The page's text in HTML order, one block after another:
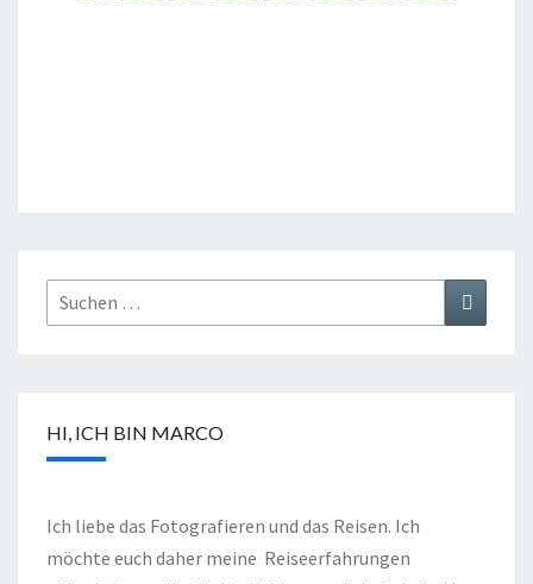
HI, ICH BIN MARCO
Ich liebe das Fotografieren und das Reisen. Ich
möchte euch daher meine Reiseerfahrungen